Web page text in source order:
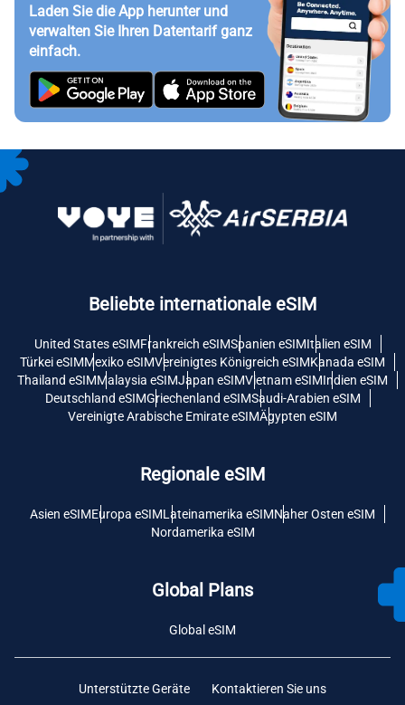
Laden Sie die App herunter und
verwalten Sie Ihren Datentarif ganz
einfach.
Beliebte internationale eSIM
United States eSIMFrankreich eSIMSpanien eSIMItalien eSIM
Türkei eSIMMexiko eSIMVereinigtes Königreich eSIMKanada eSIM
Thailand eSIMMalaysia eSIMJapan eSIMVietnam eSIMIndien eSIM
Deutschland eSIMGriechenland eSIMSaudi-Arabien eSIM
Vereinigte Arabische Emirate eSIMÄgypten eSIM
Regionale eSIM
Asien eSIMEuropa eSIMLateinamerika eSIMNaher Osten eSIM
Nordamerika eSIM
Global Plans
Global eSIM
Unterstützte Geräte Kontaktieren Sie uns